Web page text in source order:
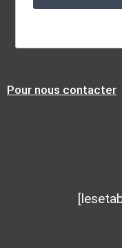
Pour nous contacter